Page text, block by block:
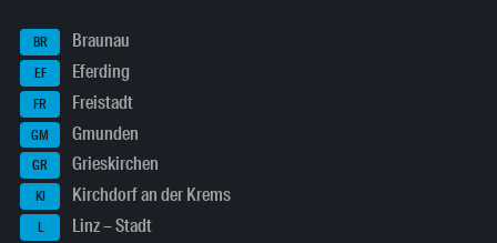
BR Braunau
EF Eferding
FR Freistadt
GM Gmunden
GR Grieskirchen
KI Kirchdorf an der Krems
L Linz – Stadt